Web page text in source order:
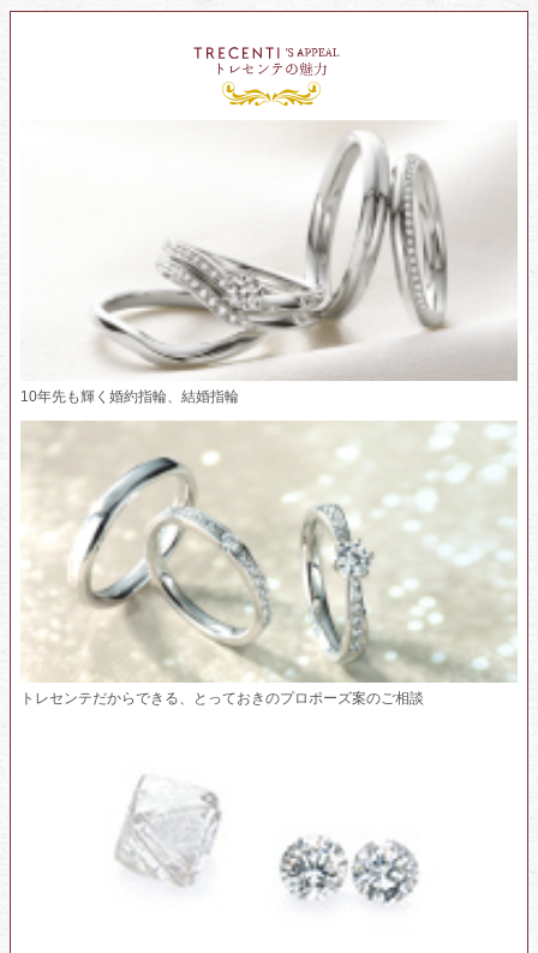
10年先も輝く婚約指輪、結婚指輪
トレセンテだからできる、とっておきのプロポーズ案のご相談